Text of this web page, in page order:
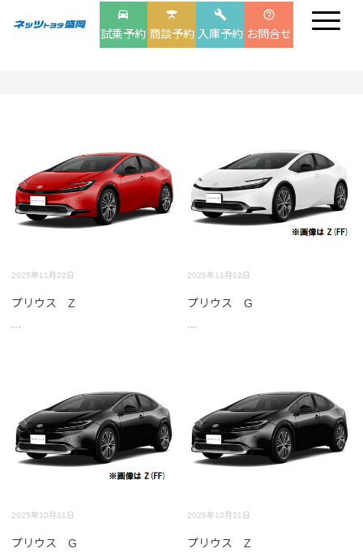
drive_eta
試乗予約
table_bar
商談予約
build
入庫予約
help_outline
お問合せ
2025年11月22日
プリウス Z
2025年11月12日
プリウス G
2025年10月31日
プリウス G
2025年10月21日
プリウス Z